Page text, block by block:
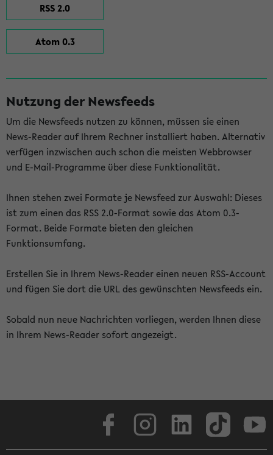
RSS 2.0
Atom 0.3
Nutzung der Newsfeeds
Um die Newsfeeds nutzen zu können, müssen sie einen
News-Reader auf Ihrem Rechner installiert haben. Alternativ
verfügen inzwischen auch schon die meisten Webbrowser
und E-Mail-Programme über diese Funktionalität.
Ihnen stehen zwei Formate je Newsfeed zur Auswahl: Dieses
ist zum einen das RSS 2.0-Format sowie das Atom 0.3-
Format. Beide Formate bieten den gleichen
Funktionsumfang.
Erstellen Sie in Ihrem News-Reader einen neuen RSS-Account
und fügen Sie dort die URL des gewünschten Newsfeeds ein.
Sobald nun neue Nachrichten vorliegen, werden Ihnen diese
in Ihrem News-Reader sofort angezeigt.